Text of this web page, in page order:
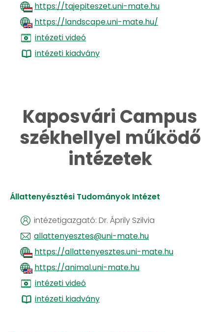
https://tajepiteszet.uni-mate.hu
https://landscape.uni-mate.hu/
intézeti videó
intézeti kiadvány
​​​​​​​Kaposvári Campus
székhellyel működő
intézetek​​​​​​​
Állattenyésztési Tudományok Intézet
intézetigazgató: Dr. Áprily Szilvia
allattenyesztes@uni-mate.hu
https://allattenyesztes.uni-mate.hu
https://animal.uni-mate.hu
intézeti videó
intézeti kiadvány